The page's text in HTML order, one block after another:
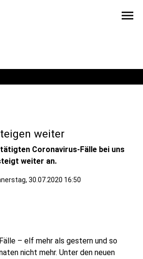
menu
weiter
Coronavirus-Fälle bei uns
weiter an.
30.07.2020 16:50
– elf mehr als gestern und so
nicht mehr. Unter den neuen